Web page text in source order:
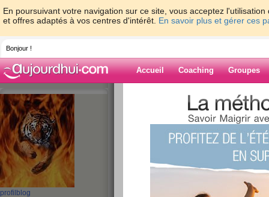
En poursuivant votre navigation sur ce site, vous acceptez
et offres adaptés à vos centres d'intérêt. En savoir plus et gérer ces
Bonjour !
Accueil Coaching Groupes
profil blog
> > salut à
Blog de bibi971
salut à tous